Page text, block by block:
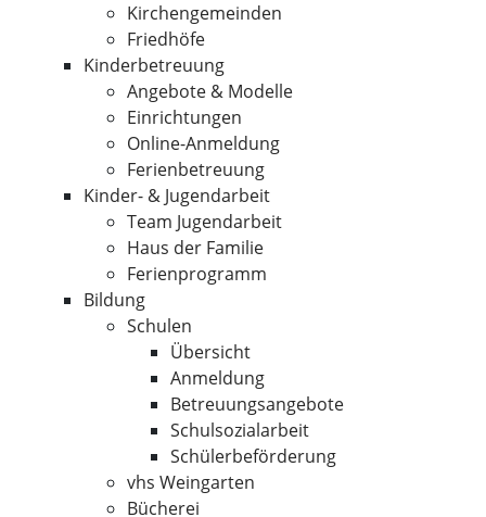
Kirchengemeinden
Friedhöfe
Kinderbetreuung
Angebote & Modelle
Einrichtungen
Online-Anmeldung
Ferienbetreuung
Kinder- & Jugendarbeit
Team Jugendarbeit
Haus der Familie
Ferienprogramm
Bildung
Schulen
Übersicht
Anmeldung
Betreuungsangebote
Schulsozialarbeit
Schülerbeförderung
vhs Weingarten
Bücherei